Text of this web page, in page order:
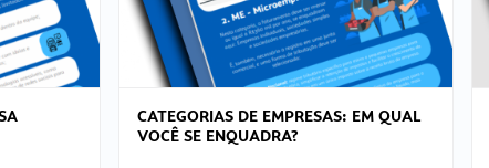
CATEGORIAS DE EMPRESAS: EM QUAL
VOCÊ SE ENQUADRA?